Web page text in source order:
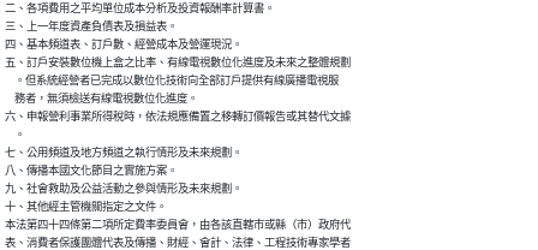
二、各項費用之平均單位成本分析及投資報酬率計算書。
三、上一年度資產負債表及損益表。
四、基本頻道表、訂戶數、經營成本及營運現況。
五、訂戶安裝數位機上盒之比率、有線電視數位化進度及未來之整體規劃
    。但系統經營者已完成以數位化技術向全部訂戶提供有線廣播電視服
    務者，無須檢送有線電視數位化進度。
六、申報營利事業所得稅時，依法規應備置之移轉訂價報告或其替代文據
    。
七、公用頻道及地方頻道之執行情形及未來規劃。
八、傳播本國文化節目之實施方案。
九、社會救助及公益活動之參與情形及未來規劃。
十、其他經主管機關指定之文件。
本法第四十四條第二項所定費率委員會，由各該直轄市或縣（市）政府代
表、消費者保護團體代表及傳播、財經、會計、法律、工程技術專家學者